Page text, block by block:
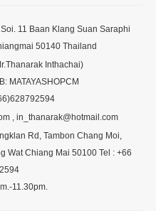
11 Baan Klang Suan Saraphi
50140 Thailand
Inthachai)
MATAYASHOPCM
, in_thanarak@hotmail.com
Rd, Tambon Chang Moi,
Wat Chiang Mai 50100 Tel : +66
11.30pm.